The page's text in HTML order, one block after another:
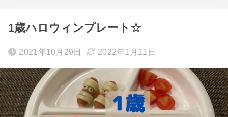
1歳ハロウィンプレート☆
2021年10月29日 2022年1月11日